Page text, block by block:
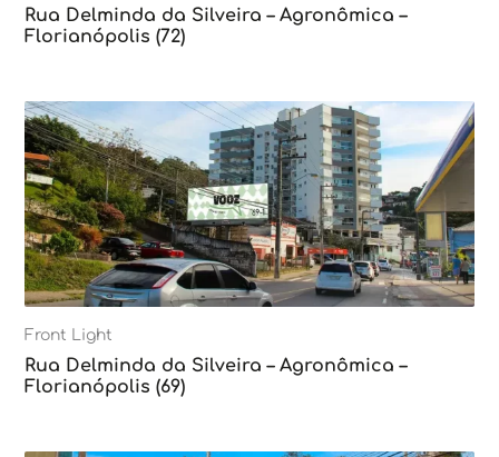
Rua Delminda da Silveira – Agronômica –
Florianópolis (72)
Front Light
Rua Delminda da Silveira – Agronômica –
Florianópolis (69)